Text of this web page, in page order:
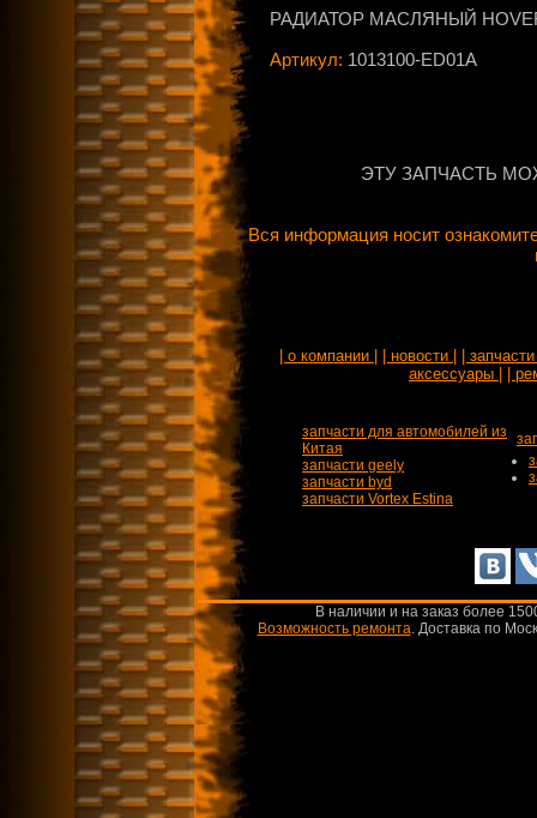
РАДИАТОР МАСЛЯНЫЙ
Артикул: 1013100-ED01A
ЭТУ ЗАПЧАСТЬ
Вся информация носит
| о компании | | новости |
|
аксессуары |
|
запчасти для автомобилей из
Китая
запчасти geely
запчасти byd
запчасти Vortex Estina
В наличии и на заказ более
Возможность ремонта.Доставка по